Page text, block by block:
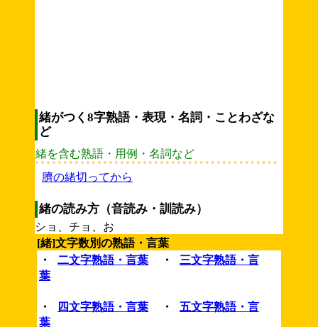
緒がつく8字熟語・表現・名詞・ことわざな
ど
緒を含む熟語・用例・名詞など
臍の緒切ってから
緒の読み方（音読み・訓読み）
ショ、チョ、お
[緒]文字数別の熟語・言葉
・
二文字熟語・言葉 ・
三文字熟語・言
葉
・ 四文字熟語・言葉 ・
五文字熟語・言
葉